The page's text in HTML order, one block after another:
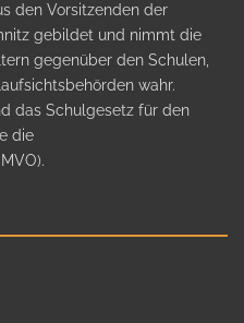
den Vorsitzenden der
gebildet und nimmt die
gegenüber den Schulen,
wahr.
das Schulgesetz für den
die